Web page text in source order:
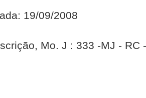
19/09/2008
Mo. J : 333 -MJ - RC